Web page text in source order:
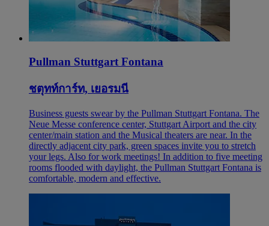
Pullman Stuttgart Fontana
ชตุทท์การ์ท, เยอรมนี
Business guests swear by the Pullman Stuttgart Fontana. The
Neue Messe conference center, Stuttgart Airport and the city
center/main station and the Musical theaters are near. In the
directly adjacent city park, green spaces invite you to stretch
your legs. Also for work meetings! In addition to five meeting
rooms flooded with daylight, the Pullman Stuttgart Fontana is
comfortable, modern and effective.